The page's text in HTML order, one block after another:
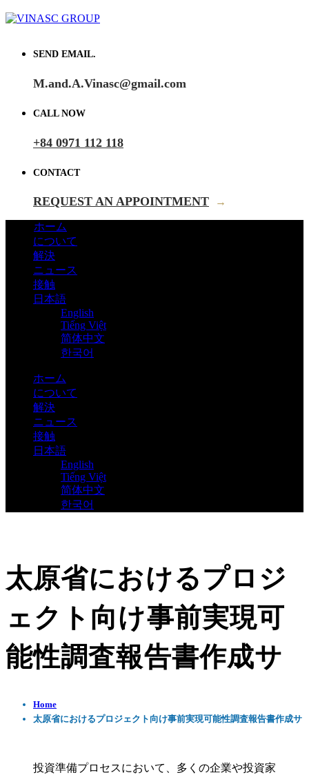
SEND EMAIL.
M.and.A.Vinasc@gmail.com
CALL NOW
+84 0971 112 118
CONTACT
REQUEST AN APPOINTMENT →
ホーム
について
解決
ニュース
接触
日本語
English
Tiếng Việt
简体中文
한국어
ホーム
について
解決
ニュース
接触
日本語
English
Tiếng Việt
简体中文
한국어
太原省におけるプロジ
ェクト向け事前実現可
能性調査報告書作成サ
Home
太原省におけるプロジェクト向け事前実現可能性調査報告書作成サ
投資準備プロセスにおいて、多くの企業や投資家